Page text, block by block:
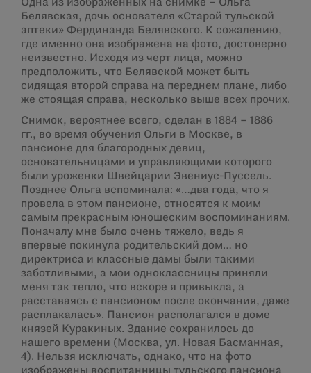
Одна из изображённых на снимке – Ольга
Белявская, дочь основателя «Старой тульской
аптеки» Фердинанда Белявского. К сожалению,
где именно она изображена на фото, достоверно
неизвестно. Исходя из черт лица, можно
предположить, что Белявской может быть
сидящая второй справа на переднем плане, либо
же стоящая справа, несколько выше всех прочих.
Снимок, вероятнее всего, сделан в 1884 – 1886
гг., во время обучения Ольги в Москве, в
пансионе для благородных девиц,
основательницами и управляющими которого
были уроженки Швейцарии Эвениус-Пуссель.
Позднее Ольга вспоминала: «…два года, что я
провела в этом пансионе, относятся к моим
самым прекрасным юношеским воспоминаниям.
Поначалу мне было очень тяжело, ведь я
впервые покинула родительский дом… но
директриса и классные дамы были такими
заботливыми, а мои одноклассницы приняли
меня так тепло, что вскоре я привыкла, а
расставаясь с пансионом после окончания, даже
расплакалась». Пансион располагался в доме
князей Куракиных. Здание сохранилось до
нашего времени (Москва, ул. Новая Басманная,
4). Нельзя исключать, однако, что на фото
изображены воспитанницы тульского пансиона